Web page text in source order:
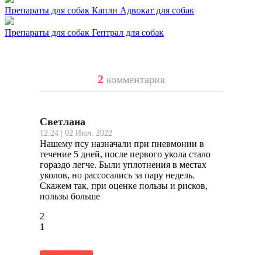
Препараты для собак Капли Адвокат для собак
Препараты для собак Гептрал для собак
2 комментария
Светлана
12:24 | 02 Июл. 2022
Нашему псу назначали при пневмонии в
течение 5 дней, после первого укола стало
гораздо легче. Были уплотнения в местах
уколов, но рассосались за пару недель.
Скажем так, при оценке пользы и рисков,
пользы больше
2
1